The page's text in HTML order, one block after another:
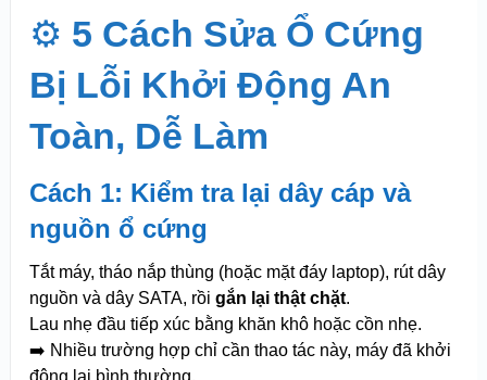
⚙️ 5 Cách Sửa Ổ Cứng
Bị Lỗi Khởi Động An
Toàn, Dễ Làm
Cách 1: Kiểm tra lại dây cáp và
nguồn ổ cứng
Tắt máy, tháo nắp thùng (hoặc mặt đáy laptop), rút dây
nguồn và dây SATA, rồi gắn lại thật chặt.
Lau nhẹ đầu tiếp xúc bằng khăn khô hoặc cồn nhẹ.
➡️ Nhiều trường hợp chỉ cần thao tác này, máy đã khởi
động lại bình thường.